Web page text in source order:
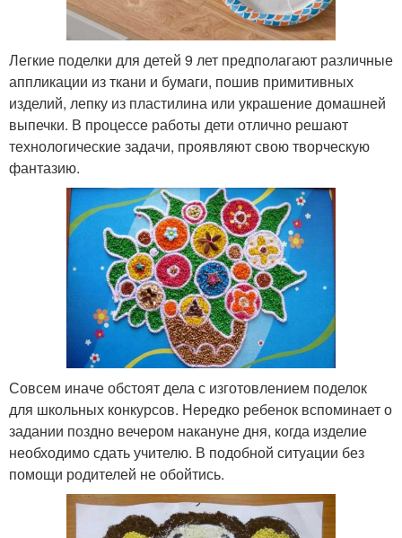
Легкие поделки для детей 9 лет предполагают различные
аппликации из ткани и бумаги, пошив примитивных
изделий, лепку из пластилина или украшение домашней
выпечки. В процессе работы дети отлично решают
технологические задачи, проявляют свою творческую
фантазию.
Совсем иначе обстоят дела с изготовлением поделок
для школьных конкурсов. Нередко ребенок вспоминает о
задании поздно вечером накануне дня, когда изделие
необходимо сдать учителю. В подобной ситуации без
помощи родителей не обойтись.